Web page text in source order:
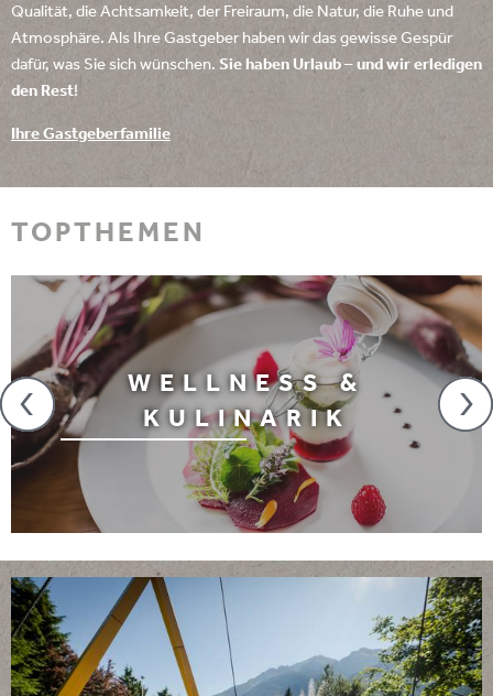
Qualität, die Achtsamkeit, der Freiraum, die Natur, die Ruhe und
Atmosphäre. Als Ihre Gastgeber haben wir das gewisse Gespür
dafür, was Sie sich wünschen. Sie haben Urlaub – und wir erledigen
den Rest!
Ihre Gastgeberfamilie
TOPTHEMEN
WELLNESS &
KULINARIK